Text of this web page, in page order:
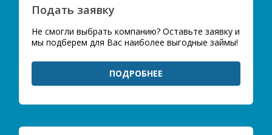
Подать заявку
Не смогли выбрать компанию? Оставьте заявку и
мы подберем для Вас наиболее выгодные займы!
ПОДРОБНЕЕ